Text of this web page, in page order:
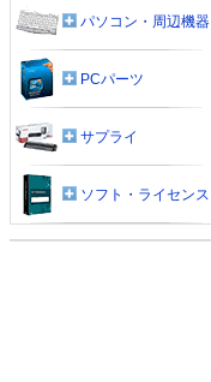
パソコン・周辺機器
PCパーツ
サプライ
ソフト・ライセンス